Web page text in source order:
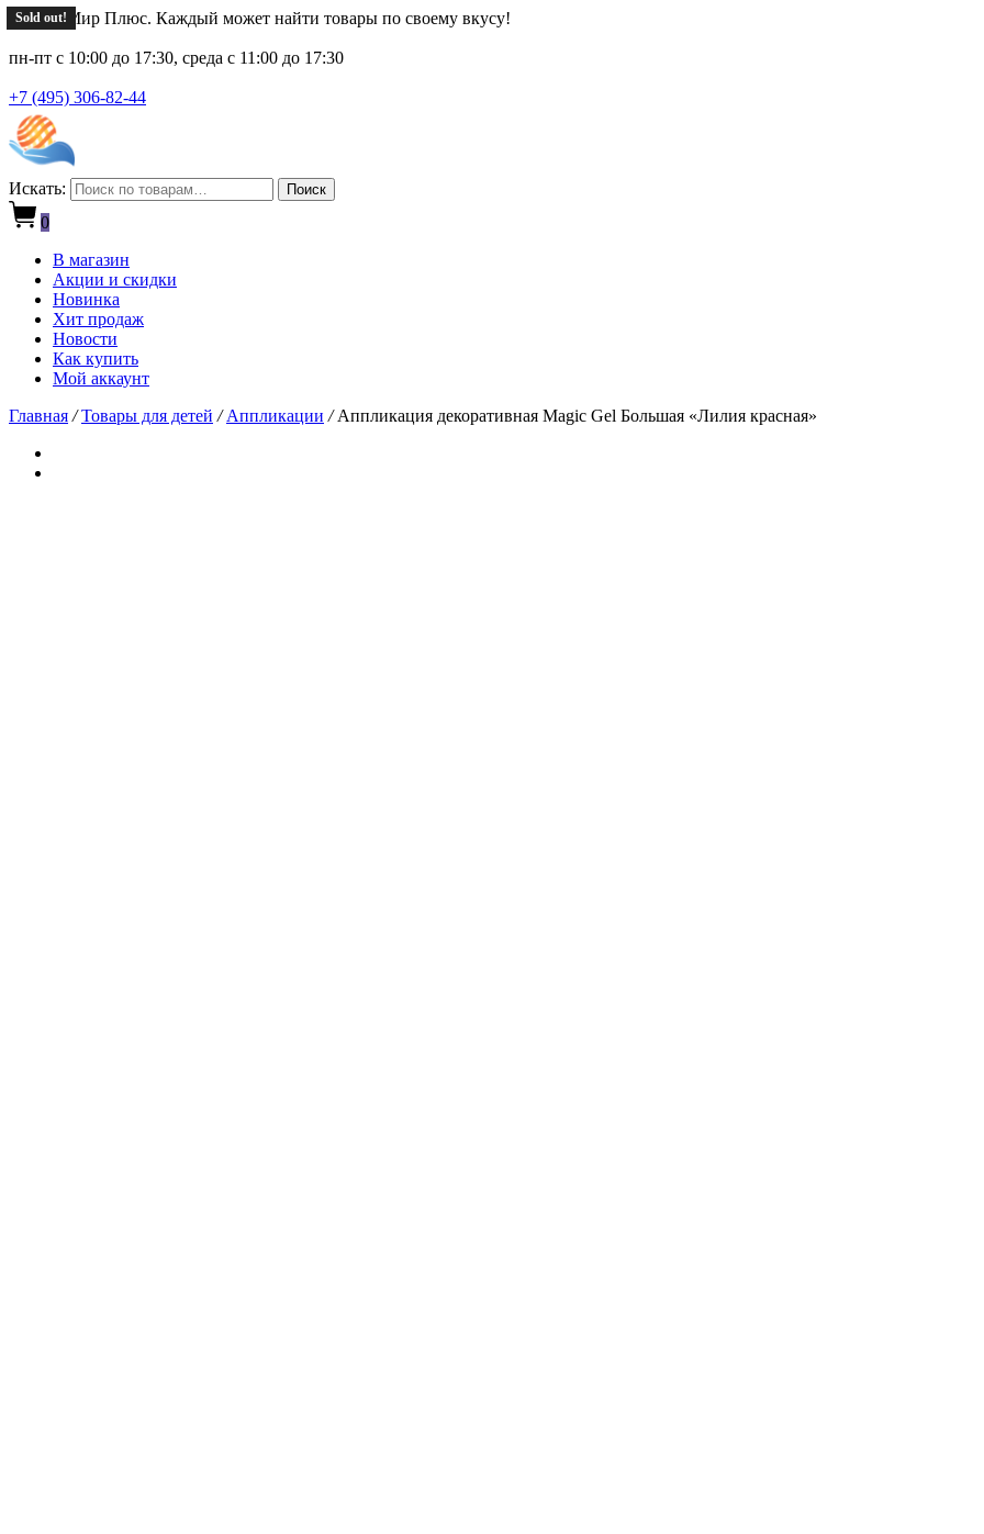
Новый Мир Плюс. Каждый может найти товары по своему вкусу!
пн-пт с 10:00 до 17:30, среда с 11:00 до 17:30
+7 (495) 306-82-44
Искать: Поиск
0
В магазин
Акции и скидки
Новинка
Хит продаж
Новости
Как купить
Мой аккаунт
Главная / Товары для детей / Аппликации /Аппликация декоративная Magic Gel Большая «Лилия красная»
Sold out!